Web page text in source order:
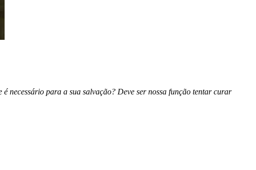
necessário para a sua salvação? Deve ser nossa função tentar curar